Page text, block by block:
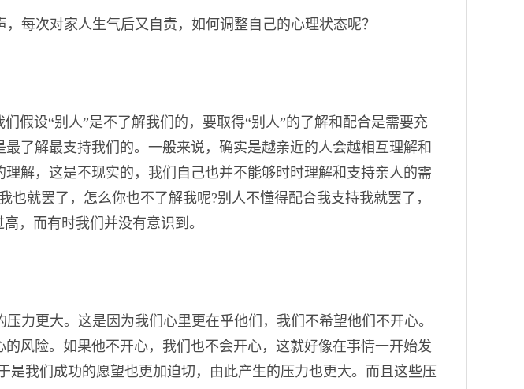
每次对家人生气后又自责，如何调整自己的心理状态呢？
假设“别人”是不了解我们的，要取得“别人”的了解和配合是需要充
了解最支持我们的。一般来说，确实是越亲近的人会越相互理解和
解，这是不现实的，我们自己也并不能够时时理解和支持亲人的需
就罢了，怎么你也不了解我呢?别人不懂得配合我支持我就罢了，
，而有时我们并没有意识到。
力更大。这是因为我们心里更在乎他们，我们不希望他们不开心。
风险。如果他不开心，我们也不会开心，这就好像在事情一开始发
我们成功的愿望也更加迫切，由此产生的压力也更大。而且这些压